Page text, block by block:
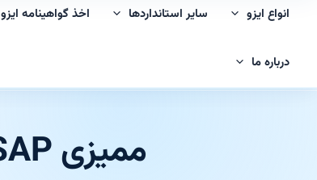
انواع ایزو سایر استانداردها اخذ گواهینامه ایزو
درباره ما
ممیزی MDSAP چیست و چه نسبتی با ISO 13485 دارد؟